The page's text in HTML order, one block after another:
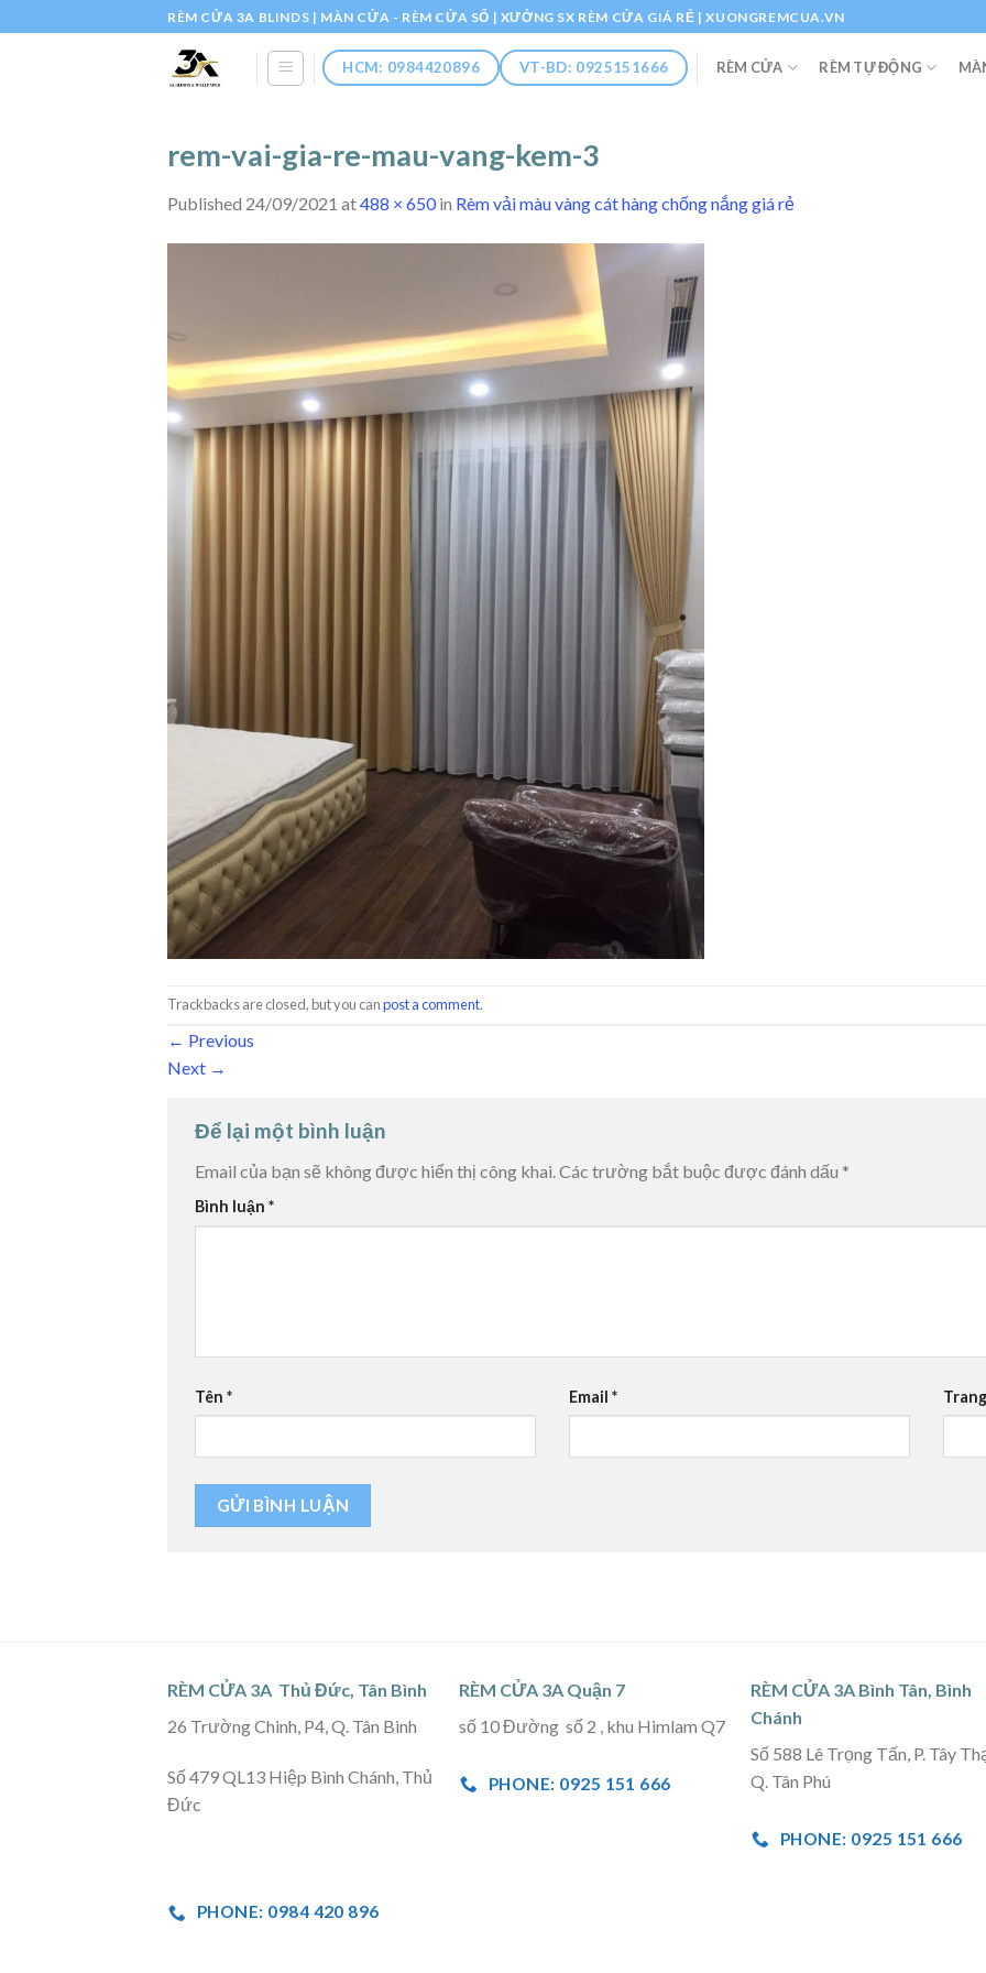
to
RÈM CỬA 3A BLINDS | MÀN CỬA - RÈM CỬA SỔ | XƯỞNG SX RÈM CỬA GIÁ RẺ | XUONGREMCUA.VN
HCM: 0984420896 VT-BD: 0925151666 RÈM CỬA RÈM TỰ ĐỘNG
rem-vai-gia-re-mau-vang-kem-3
Published 24/09/2021 at488 × 650in Rèm vải màu vàng cát hàng chống nắng giá rẻ
Trackbacks are closed, but you canpost a comment.
← Previous
Next →
Để lại một bình luận
Email của bạn sẽ không được hiển thị công khai.Các trường bắt buộc được đánh dấu *
Bình luận *
Tên * Email *
RÈM CỬA 3A Thủ Đức, Tân Bình
26 Trường Chinh, P4, Q. Tân Bình
Số 479 QL13 Hiệp Bình Chánh, Thủ
Đức
PHONE: 0984 420 896
RÈM CỬA 3A Quận 7
số 10 Đường số 2 , khu Himlam Q7
PHONE: 0925 151 666
RÈM CỬA 3A Bình Tân, Bình
Chánh
Số 588 Lê Trọng Tấn, P. Tây
Q. Tân Phú
PHONE: 0925 151 666